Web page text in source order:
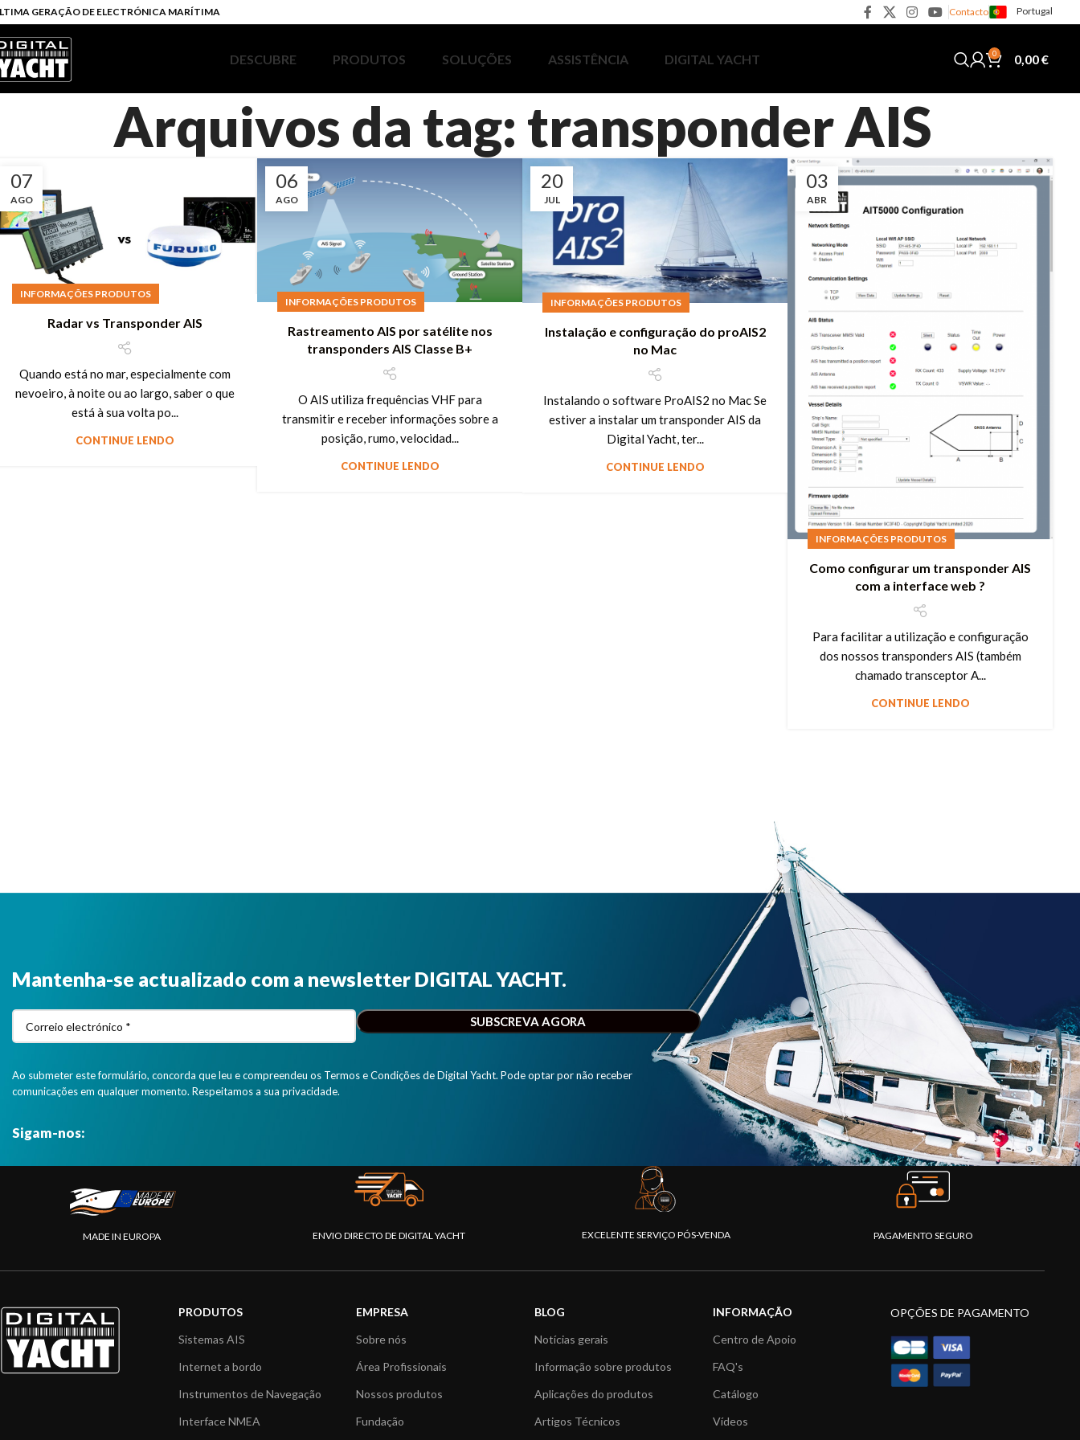
GERAÇÃO DE ELECTRÓNICA MARÍTIMA Contacto Portugal
DESCUBRE PRODUTOS SOLUÇÕES ASSISTÊNCIA DIGITAL YACHT 0 0,00€
Arquivos da tag: transponder AIS
07
AGO
INFORMAÇÕES PRODUTOS
Radar vs Transponder AIS
Quando está no mar, especialmente com
nevoeiro, à noite ou ao largo, saber o que
está à sua volta po...
CONTINUE LENDO
06
AGO
INFORMAÇÕES PRODUTOS
Rastreamento AIS por satélite nos
transponders AIS Classe B+
O AIS utiliza frequências VHF para
transmitir e receber informações sobre a
posição, rumo, velocidad...
CONTINUE LENDO
20
JUL
INFORMAÇÕES PRODUTOS
Instalação e configuração do proAIS2
no Mac
Instalando o software ProAIS2 no Mac Se
estiver a instalar um transponder AIS da
Digital Yacht, ter...
CONTINUE LENDO
03
ABR
INFORMAÇÕES PRODUTOS
Como configurar um transponder AIS
com a interface web ?
Para facilitar a utilização e configuração
dos nossos transponders AIS (também
chamado transceptor A...
CONTINUE LENDO
Mantenha-se actualizado com a newsletter DIGITAL YACHT.
Ao submeter este formulário, concorda que leu e compreendeu os Termos e Condições de Digital Yacht. Pode optar por não receber
comunicações em qualquer momento. Respeitamos a sua privacidade.
Sigam-nos:
MADE IN EUROPA ENVIO DIRECTO DE DIGITAL YACHT EXCELENTE SERVIÇO PÓS-VENDA PAGAMENTO SEGURO
PRODUTOS
Sistemas AIS
Internet a bordo
Instrumentos de Navegação
Interface NMEA
EMPRESA
Sobre nós
Área Profissionais
Nossos produtos
Fundação
BLOG
Notícias gerais
Informação sobre produtos
Aplicações do produtos
Artigos Técnicos
INFORMAÇÃO
Centro de Apoio
FAQ's
Catálogo
Vídeos
OPÇÕES DE PAGAMENTO